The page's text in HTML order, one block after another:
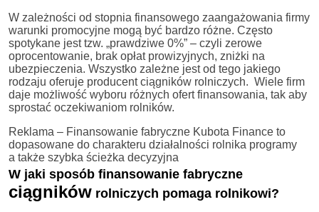
W zależności od stopnia finansowego zaangażowania firmy
warunki promocyjne mogą być bardzo różne. Często
spotykane jest tzw. „prawdziwe 0%” – czyli zerowe
oprocentowanie, brak opłat prowizyjnych, zniżki na
ubezpieczenia. Wszystko zależne jest od tego jakiego
rodzaju oferuje producent ciągników rolniczych. Wiele firm
daje możliwość wyboru różnych ofert finansowania, tak aby
sprostać oczekiwaniom rolników.
Reklama – Finansowanie fabryczne Kubota Finance to
dopasowane do charakteru działalności rolnika programy
a także szybka ścieżka decyzyjna
W jaki sposób finansowanie fabryczne
ciągników rolniczych pomaga rolnikowi?